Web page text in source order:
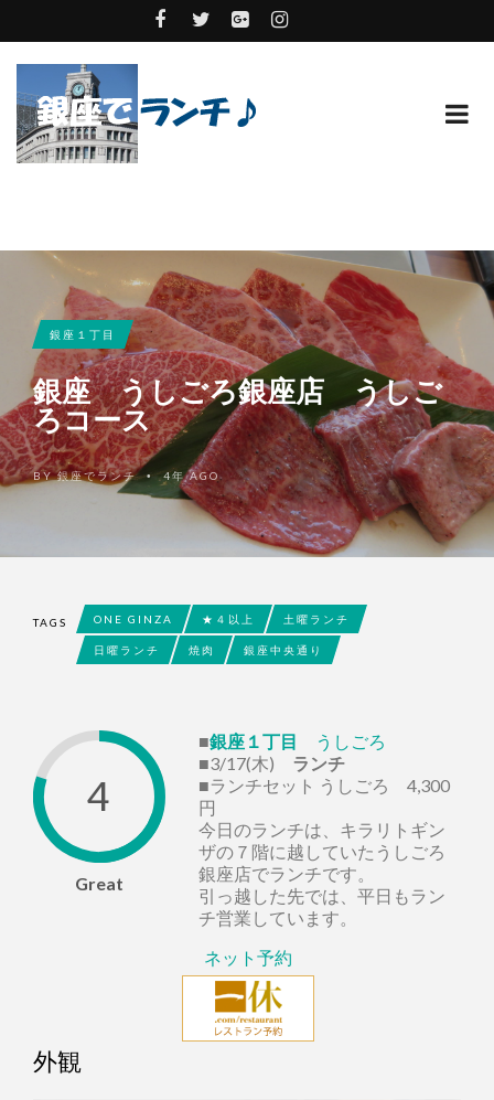
銀座１丁目
銀座 うしごろ銀座店 うしご
ろコース
BY銀座でランチ •4年 AGO
TAGS ONE GINZA ★４以上 土曜ランチ
日曜ランチ 焼肉 銀座中央通り
4
Great
■銀座１丁目
うしごろ
■3/17(木) ランチ
■ランチセット うしごろ 4,300
円
今日のランチは、キラリトギン
ザの７階に越していたうしごろ
銀座店でランチです。
引っ越した先では、平日もラン
チ営業しています。
ネット予約
外観